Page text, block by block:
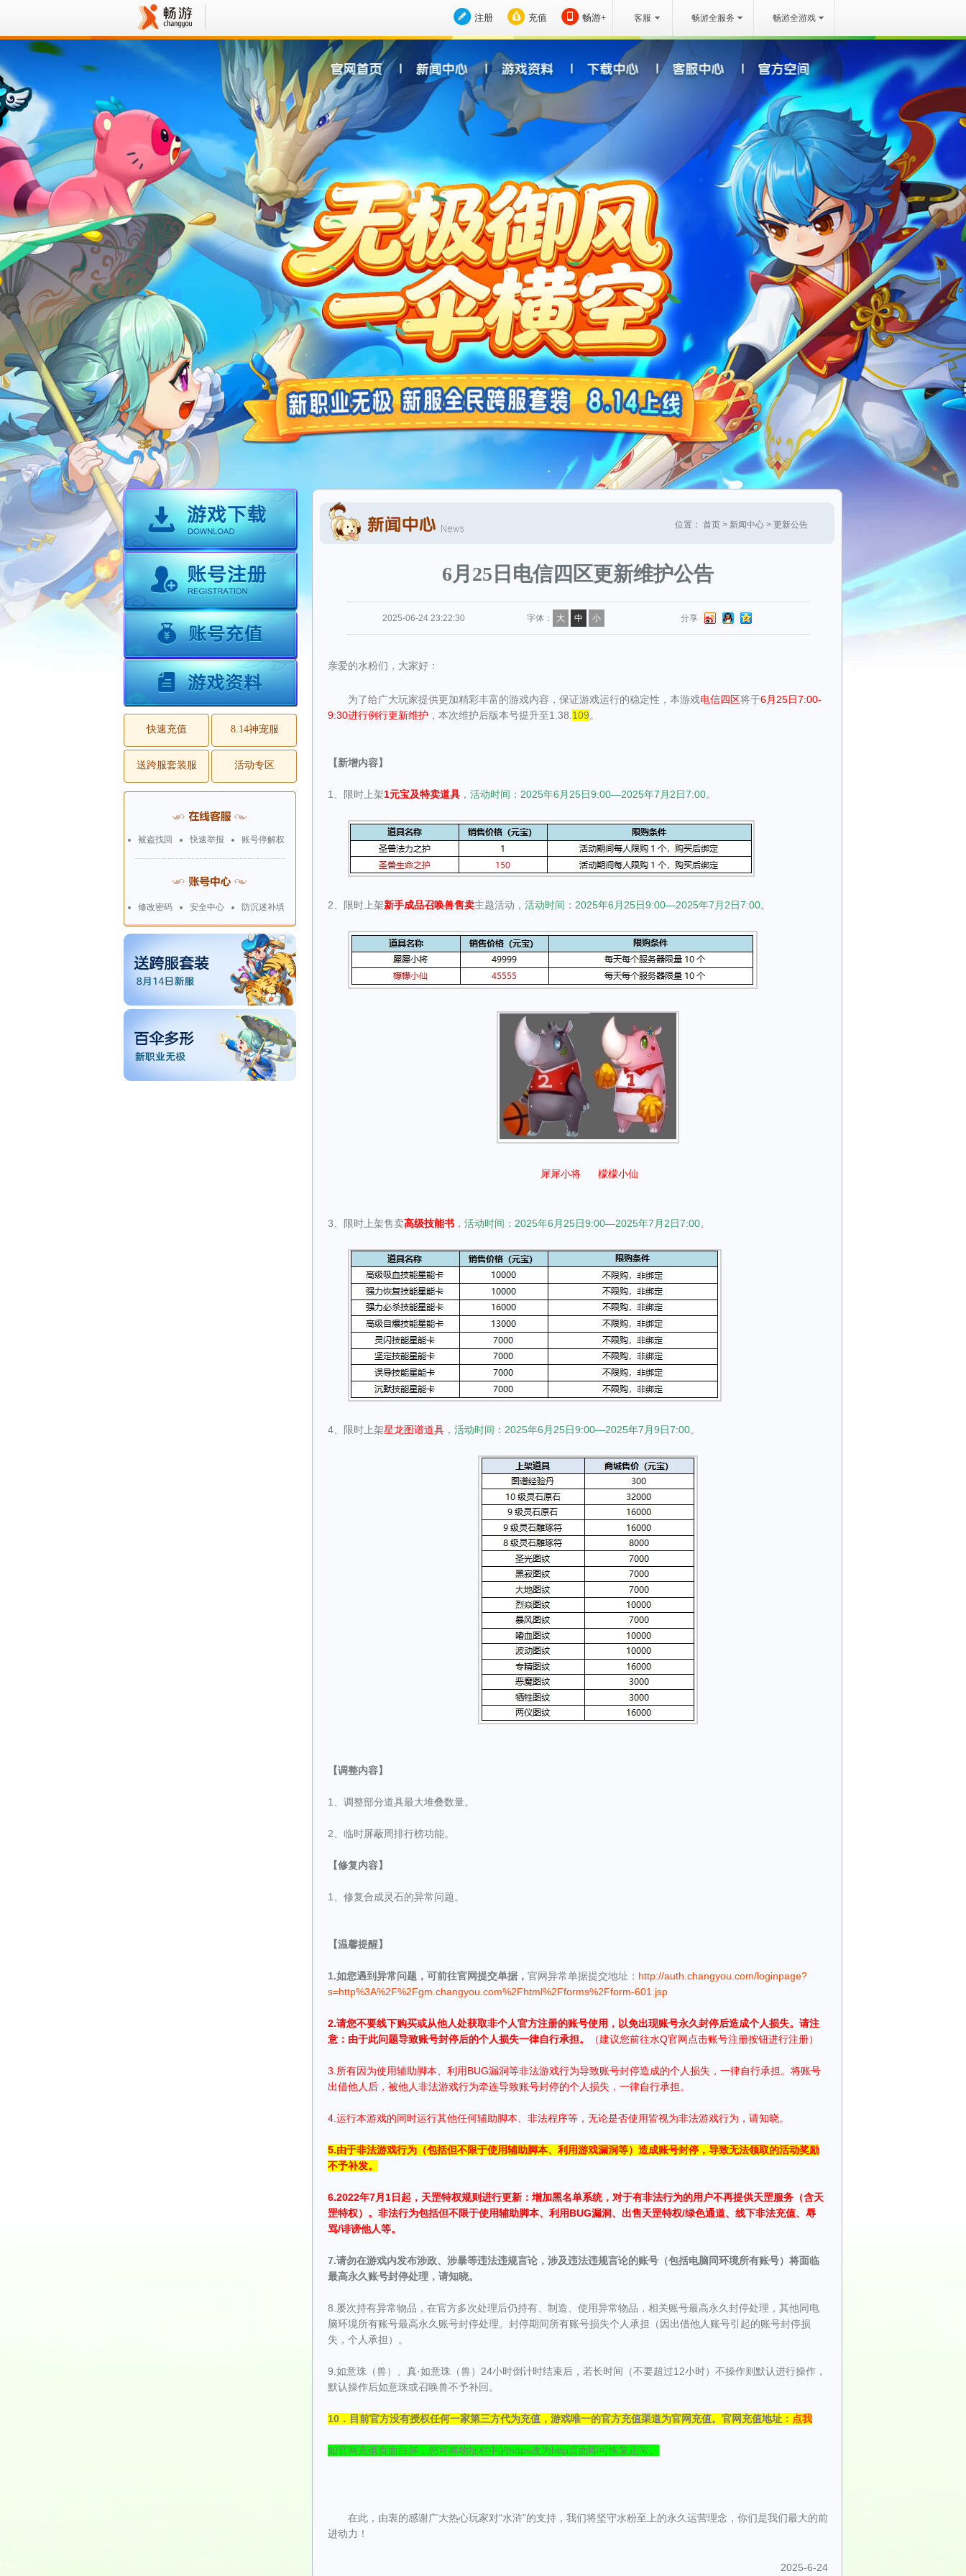
注册 充值 畅游+ 客服 畅游全服务 畅游全游戏
快速充值 8.14神宠服
送跨服套装服 活动专区
被盗找回 快速举报 账号停解权
修改密码 安全中心 防沉迷补填
位置： 首页 > 新闻中心 > 更新公告
6月25日电信四区更新维护公告
2025-06-24 23:22:30 分享
字体： 大 中 小
亲爱的水粉们，大家好：
为了给广大玩家提供更加精彩丰富的游戏内容，保证游戏运行的稳定性，本游戏电信四区将于6月25日7:00-
9:30进行例行更新维护 ，本次维护后版本号提升至1.38. 109。
【新增内容】
1、限时上架1元宝及特卖道具 ， 活动时间：2025年6月25日9:00—2025年7月2日7:00。
2、限时上架新手成品召唤兽售卖主题活动， 活动时间：2025年6月25日9:00—2025年7月2日7:00。
犀犀小将 檬檬小仙
3、限时上架售卖高级技能书 ， 活动时间：2025年6月25日9:00—2025年7月2日7:00。
4、限时上架星龙图谱道具 ， 活动时间：2025年6月25日9:00—2025年7月9日7:00。
【调整内容】
1、调整部分道具最大堆叠数量。
2、临时屏蔽周排行榜功能。
【修复内容】
1、修复合成灵石的异常问题。
【温馨提醒】
1.如您遇到异常问题，可前往官网提交单据， 官网异常单据提交地址： http://auth.changyou.com/loginpage?
s=http%3A%2F%2Fgm.changyou.com%2Fhtml%2Fforms%2Fform-601.jsp
2.请您不要线下购买或从他人处获取非个人官方注册的账号使用，以免出现账号永久封停后造成个人损失。请注
意：由于此问题导致账号封停后的个人损失一律自行承担。
（建议您前往水Q官网点击账号注册按钮进行注册）
3.所有因为使用辅助脚本、利用BUG漏洞等非法游戏行为导致账号封停造成的个人损失，一律自行承担。将账号
出借他人后，被他人非法游戏行为牵连导致账号封停的个人损失，一律自行承担。
4.运行本游戏的同时运行其他任何辅助脚本、非法程序等，无论是否使用皆视为非法游戏行为，请知晓。
5.由于非法游戏行为（包括但不限于使用辅助脚本、利用游戏漏洞等）造成账号封停，导致无法领取的活动奖励
不予补发。
6.2022年7月1日起，天罡特权规则进行更新：增加黑名单系统，对于有非法行为的用户不再提供天罡服务（含天
罡特权）。非法行为包括但不限于使用辅助脚本、利用BUG漏洞、出售天罡特权/绿色通道、线下非法充值、辱
骂/诽谤他人等。
7.请勿在游戏内发布涉政、涉暴等违法违规言论，涉及违法违规言论的账号（包括电脑同环境所有账号）将面临
最高永久账号封停处理，请知晓。
8.屡次持有异常物品，在官方多次处理后仍持有、制造、使用异常物品，相关账号最高永久封停处理，其他同电
脑环境所有账号最高永久账号封停处理。封停期间所有账号损失个人承担（因出借他人账号引起的账号封停损
失，个人承担）。
9.如意珠（兽）、真·如意珠（兽）24小时倒计时结束后，若长时间（不要超过12小时）不操作则默认进行操作，
默认操作后如意珠或召唤兽不予补回。
10．目前官方没有授权任何一家第三方代为充值，游戏唯一的官方充值渠道为官网充值。官网充值地址： 点我
如官网充值页面白屏，您可将地址栏中的https改为http页面即可恢复正常。
在此，由衷的感谢广大热心玩家对“水浒”的支持，我们将坚守水粉至上的永久运营理念，你们是我们最大的前
进动力！
2025-6-24